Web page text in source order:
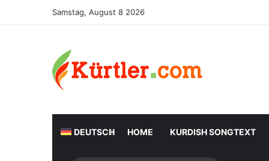
Samstag, August 8 2026
DEUTSCH HOME KURDISH SONGTEXT